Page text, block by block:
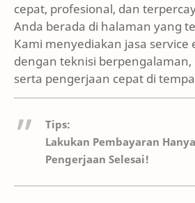
cepat, profesional, dan
Anda berada di halaman yang
Kami menyediakan jasa
dengan teknisi
serta pengerjaan cepat di
Tips:
Lakukan Pembayaran
Pengerjaan Selesai!